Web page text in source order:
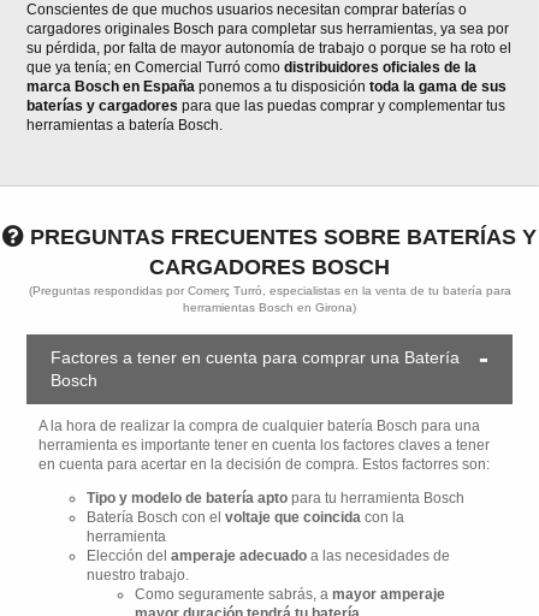
Conscientes de que muchos usuarios necesitan comprar baterías o
cargadores originales Bosch para completar sus herramientas, ya sea por
su pérdida, por falta de mayor autonomía de trabajo o porque se ha roto el
que ya tenía; en Comercial Turró comodistribuidores oficiales de la
marca Bosch en España ponemos a tu disposicióntoda la gama de sus
baterías y cargadores para que las puedas comprar y complementar tus
herramientas a batería Bosch.
PREGUNTAS FRECUENTES SOBRE BATERÍAS Y
CARGADORES BOSCH
(Preguntas respondidas por Comerç Turró, especialistas en la venta de tu batería para
herramientas Bosch en Girona)
Factores a tener en cuenta para comprar una Batería
Bosch
A la hora de realizar la compra de cualquier batería Bosch para una
herramienta es importante tener en cuenta los factores claves a tener
en cuenta para acertar en la decisión de compra. Estos factorres son:
Tipo y modelo de batería apto para tu herramienta Bosch
Batería Bosch con elvoltaje que coincida con la
herramienta
Elección delamperaje adecuado a las necesidades de
nuestro trabajo.
Como seguramente sabrás, amayor amperaje